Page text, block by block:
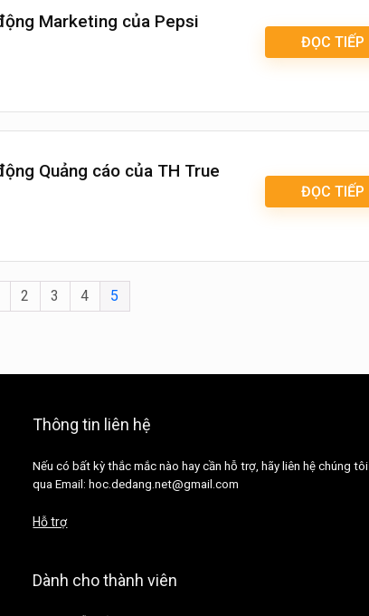
Marketing của Pepsi
ĐỌC TIẾP
Quảng cáo của TH True
ĐỌC TIẾP
2 3 4 5
Thông tin liên hệ
Nếu có bất kỳ thắc mắc nào hay cần hỗ trợ, hãy liên hệ chúng tôi
qua Email: hoc.dedang.net@gmail.com
Hỗ trợ
Dành cho thành viên